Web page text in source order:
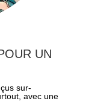
UN
sur-
avec une